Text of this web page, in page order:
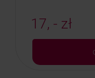
17, - zł